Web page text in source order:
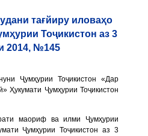
тағйиру иловаҳо
Тоҷикистон аз 3
2014, №145
Ҷумҳурии Тоҷикистон «Дар
Ҳукумати Ҷумҳурии Тоҷикистон
маориф ва илми Ҷумҳурии
Ҷумҳурии Тоҷикистон аз 3